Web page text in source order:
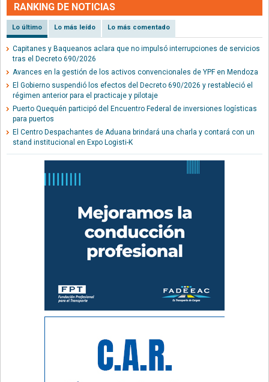
RANKING DE NOTICIAS
Lo último Lo más leído Lo más comentado
Capitanes y Baqueanos aclara que no impulsó interrupciones de servicios
tras el Decreto 690/2026
Avances en la gestión de los activos convencionales de YPF en Mendoza
El Gobierno suspendió los efectos del Decreto 690/2026 y restableció el
régimen anterior para el practicaje y pilotaje
Puerto Quequén participó del Encuentro Federal de inversiones logísticas
para puertos
El Centro Despachantes de Aduana brindará una charla y contará con un
stand institucional en Expo Logisti-K